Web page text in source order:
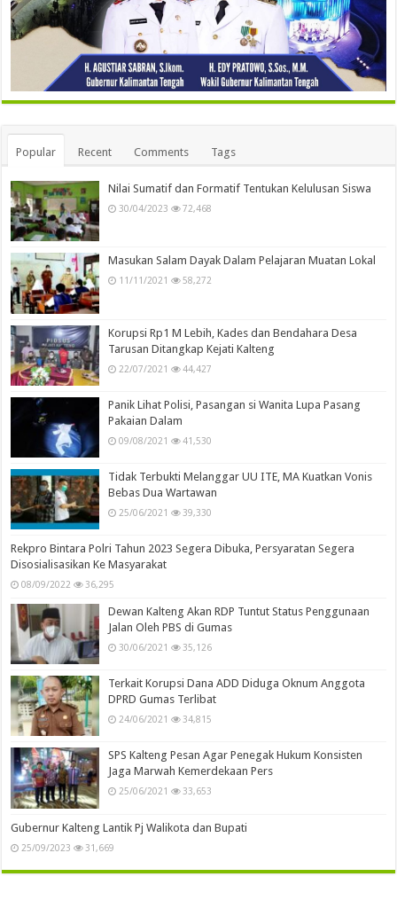
Popular Recent Comments Tags
Nilai Sumatif dan Formatif Tentukan Kelulusan Siswa
30/04/2023 72,468
Masukan Salam Dayak Dalam Pelajaran Muatan Lokal
11/11/2021 58,272
Korupsi Rp1 M Lebih, Kades dan Bendahara Desa
Tarusan Ditangkap Kejati Kalteng
22/07/2021 44,427
Panik Lihat Polisi, Pasangan si Wanita Lupa Pasang
Pakaian Dalam
09/08/2021 41,530
Tidak Terbukti Melanggar UU ITE, MA Kuatkan Vonis
Bebas Dua Wartawan
25/06/2021 39,330
Rekpro Bintara Polri Tahun 2023 Segera Dibuka, Persyaratan Segera
Disosialisasikan Ke Masyarakat
08/09/2022 36,295
Dewan Kalteng Akan RDP Tuntut Status Penggunaan
Jalan Oleh PBS di Gumas
30/06/2021 35,126
Terkait Korupsi Dana ADD Diduga Oknum Anggota
DPRD Gumas Terlibat
24/06/2021 34,815
SPS Kalteng Pesan Agar Penegak Hukum Konsisten
Jaga Marwah Kemerdekaan Pers
25/06/2021 33,653
Gubernur Kalteng Lantik Pj Walikota dan Bupati
25/09/2023 31,669